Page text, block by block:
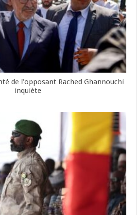
de l’opposant Rached Ghannouchi
inquiète